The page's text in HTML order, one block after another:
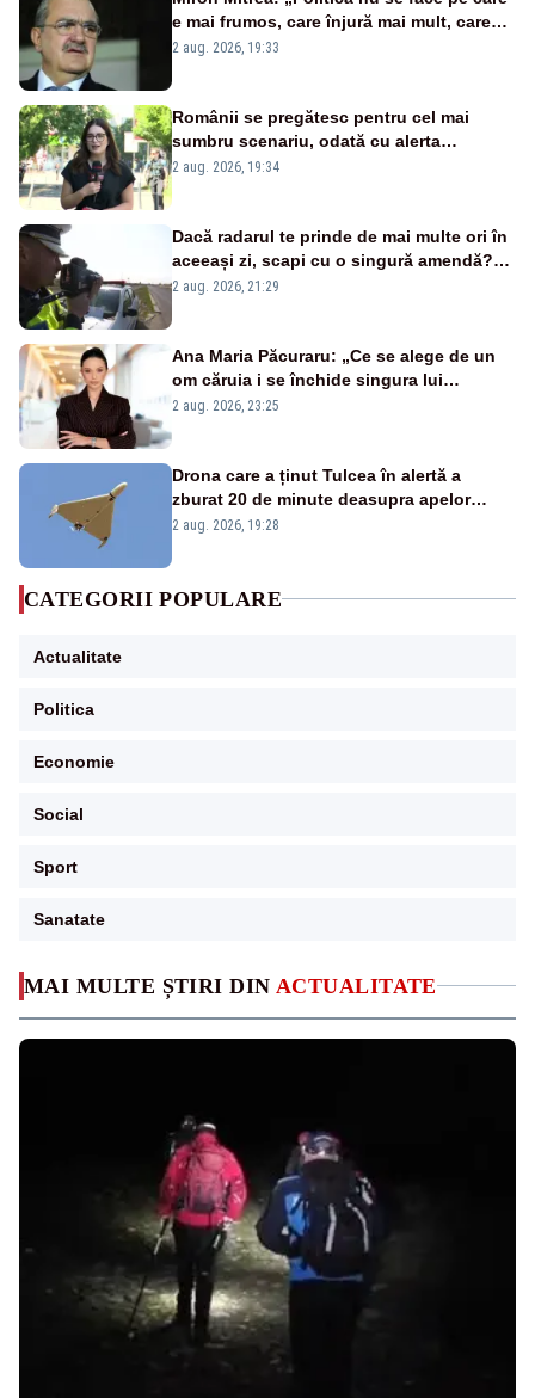
MAI MULTE ȘTIRI DIN ACTUALITATE
e mai frumos, care înjură mai mult, care
țipă mai tare, ci pe proiecte”
2 aug. 2026, 19:33
Românii se pregătesc pentru cel mai
sumbru scenariu, odată cu alerta
energetică
2 aug. 2026, 19:34
Dacă radarul te prinde de mai multe ori în
aceeași zi, scapi cu o singură amendă?
Ce spune legea
2 aug. 2026, 21:29
Ana Maria Păcuraru: „Ce se alege de un
om căruia i se închide singura lui
portiță?”
2 aug. 2026, 23:25
Drona care a ținut Tulcea în alertă a
zburat 20 de minute deasupra apelor
României. Au fost ridicate două F-16
2 aug. 2026, 19:28
CATEGORII POPULARE
Actualitate
Politica
Economie
Social
Sport
Sanatate